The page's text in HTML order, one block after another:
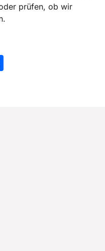
prüfen, ob wir